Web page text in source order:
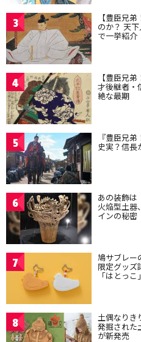
3 【豊臣兄
のか？ 天
で一挙紹介
4 【豊臣兄
才後継者・
絶な最期
5 『豊臣兄
史実？信長
6 あの装飾は
火焔型土器
インの秘密
7 鳩サブレー
限定グッズ
「はとっこ」
8 土偶なりき
発掘された
が新発売